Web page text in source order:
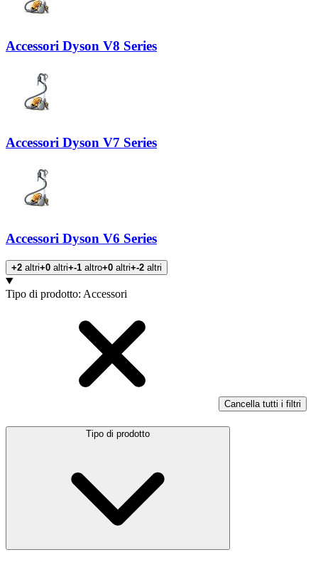
Accessori Dyson V8 Series
Accessori Dyson V7 Series
Accessori Dyson V6 Series
+2 altri+0 altri+-1 altro+0 altri+-2 altri
Prodotti
Tipo di prodotto: Accessori
Cancella tutti i filtri
Tipo di prodotto